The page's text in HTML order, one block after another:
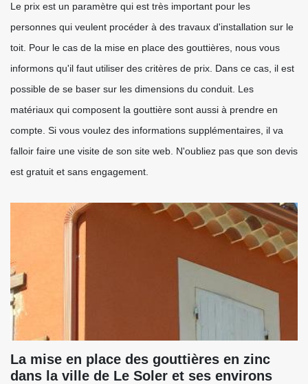
Le prix est un paramètre qui est très important pour les
personnes qui veulent procéder à des travaux d'installation sur le
toit. Pour le cas de la mise en place des gouttières, nous vous
informons qu'il faut utiliser des critères de prix. Dans ce cas, il est
possible de se baser sur les dimensions du conduit. Les
matériaux qui composent la gouttière sont aussi à prendre en
compte. Si vous voulez des informations supplémentaires, il va
falloir faire une visite de son site web. N'oubliez pas que son devis
est gratuit et sans engagement.
La mise en place des gouttières en zinc
dans la ville de Le Soler et ses environs